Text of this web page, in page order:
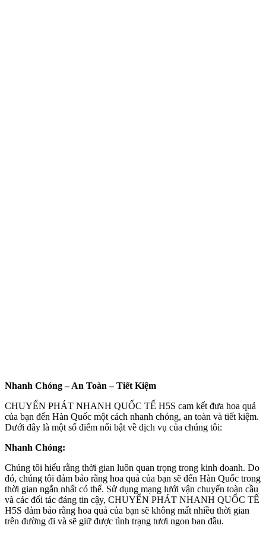
Nhanh Chóng – An Toàn – Tiết Kiệm
CHUYỂN PHÁT NHANH QUỐC TẾ H5S cam kết đưa hoa quả
của bạn đến Hàn Quốc một cách nhanh chóng, an toàn và tiết kiệm.
Dưới đây là một số điểm nổi bật về dịch vụ của chúng tôi:
Nhanh Chóng:
Chúng tôi hiểu rằng thời gian luôn quan trọng trong kinh doanh. Do
đó, chúng tôi đảm bảo rằng hoa quả của bạn sẽ đến Hàn Quốc trong
thời gian ngắn nhất có thể. Sử dụng mạng lưới vận chuyển toàn cầu
và các đối tác đáng tin cậy, CHUYỂN PHÁT NHANH QUỐC TẾ
H5S đảm bảo rằng hoa quả của bạn sẽ không mất nhiều thời gian
trên đường đi và sẽ giữ được tình trạng tươi ngon ban đầu.